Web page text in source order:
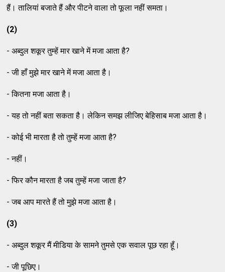
हैं। तालियां बजाते हैं और पीटने वाला तो फूला नहीं समता।
(2)
- अब्दुल शकूर तुम्हें मार खाने में मजा आता है?
- जी हाँ मुझे मार खाने में मजा आता है।
- कितना मजा आता है।
- यह तो नहीं बता सकता है। लेकिन समझ लीजिए बेहिसाब मजा आता है।
- कोई भी मारता है तो तुम्हें मजा आता है?
- नहीं।
- फिर कौन मारता है जब तुम्हें मजा जाता है?
- जब आप मारते हैं तो मुझे मजा आता है।
(3)
- अब्दुल शकूर मैं मीडिया के सामने तुमसे एक सवाल पूछ रहा हूँ।
- जी पूछिए।